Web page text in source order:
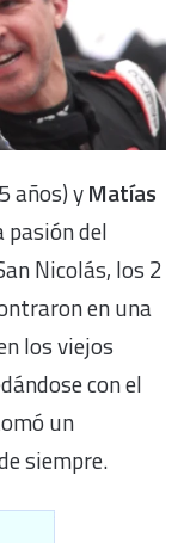
años) yMatías
pasión del
Nicolás, los 2
en una
los viejos
con el
un
siempre.